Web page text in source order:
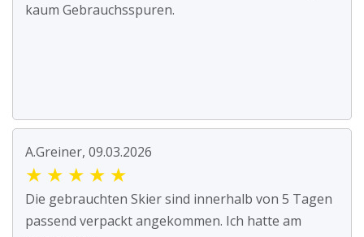
kaum Gebrauchsspuren.
A.Greiner, 09.03.2026
★ ★ ★ ★ ★
Die gebrauchten Skier sind innerhalb von 5 Tagen
passend verpackt angekommen. Ich hatte am